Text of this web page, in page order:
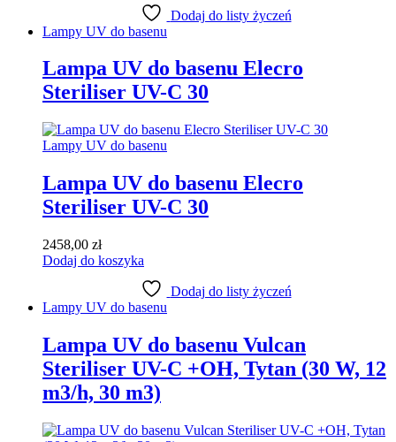
Dodaj do listy życzeń
Lampy UV do basenu
Lampa UV do basenu Elecro
Steriliser UV-C 30
Lampy UV do basenu
Lampa UV do basenu Elecro
Steriliser UV-C 30
2458,00 zł
Dodaj do koszyka
Dodaj do listy życzeń
Lampy UV do basenu
Lampa UV do basenu Vulcan
Steriliser UV-C +OH, Tytan (30 W, 12
m3/h, 30 m3)